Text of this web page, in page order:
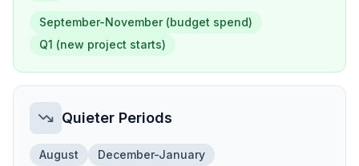
September-November (budget spend)
Q1 (new project starts)
Quieter Periods
August December-January